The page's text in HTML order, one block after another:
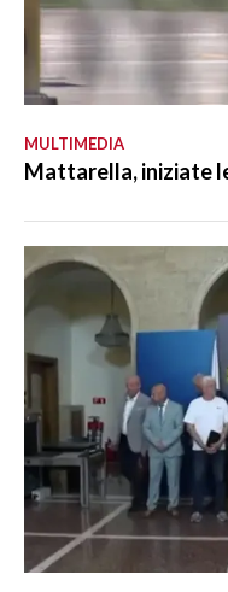
MULTIMEDIA
Mattarella, iniziate